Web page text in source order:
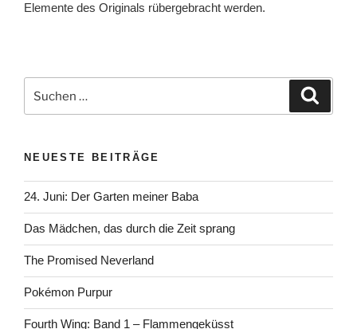
Elemente des Originals rübergebracht werden.
nach:
NEUESTE BEITRÄGE
24. Juni: Der Garten meiner Baba
Das Mädchen, das durch die Zeit sprang
The Promised Neverland
Pokémon Purpur
Fourth Wing: Band 1 – Flammengeküsst